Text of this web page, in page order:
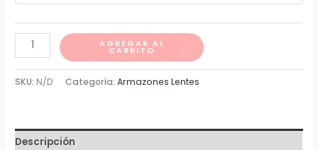
Concentración
cantidad
AGREGAR AL
CARRITO
SKU: N/D Categoría:Armazones Lentes
Descripción